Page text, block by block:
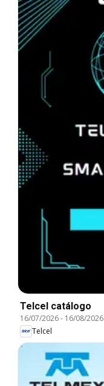
Telcel catálogo
16/07/2026- 16/08/2026
Telcel